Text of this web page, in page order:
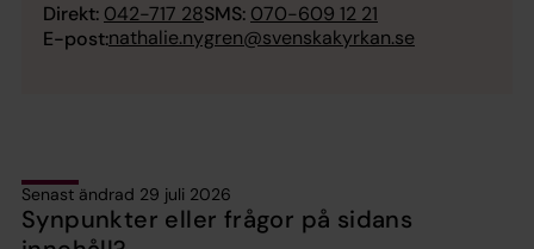
Direkt: 042-717 28SMS: 070-609 12 21
E-post:nathalie.nygren@svenskakyrkan.se
Senast ändrad 29 juli 2026
Synpunkter eller frågor på sidans